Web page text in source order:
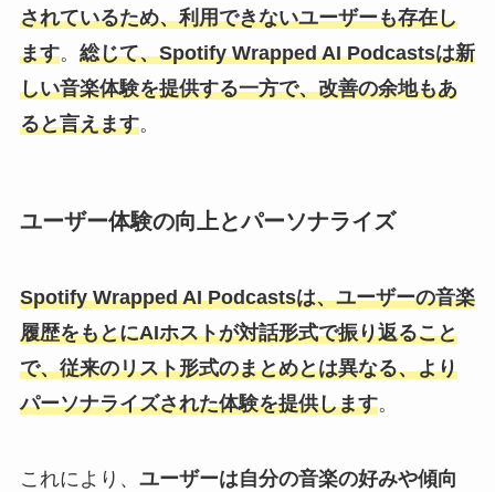
されているため、利用できないユーザーも存在し
ます。 総じて、Spotify Wrapped AI Podcastsは新
しい音楽体験を提供する一方で、改善の余地もあ
ると言えます。
ユーザー体験の向上とパーソナライズ
Spotify Wrapped AI Podcastsは、ユーザーの音楽
履歴をもとにAIホストが対話形式で振り返ること
で、従来のリスト形式のまとめとは異なる、より
パーソナライズされた体験を提供します。
これにより、 ユーザーは自分の音楽の好みや傾向